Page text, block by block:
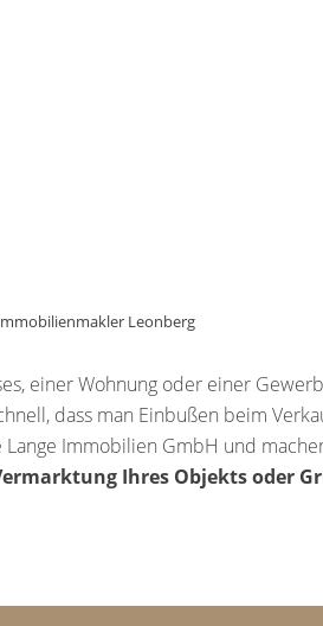
Leonberg
einer Wohnung oder einer
dass man Einbußen beim
Immobilien GmbH und
Ihres Objekts oder